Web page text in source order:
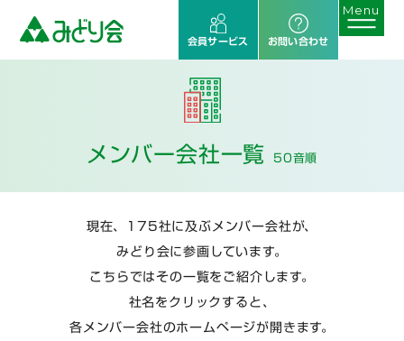
会員サービス お問い合わせ
メンバー会社一覧 50音順
現在、175社に及ぶメンバー会社が、
みどり会に参画しています。
こちらではその一覧をご紹介します。
社名をクリックすると、
各メンバー会社のホームページが開きます。